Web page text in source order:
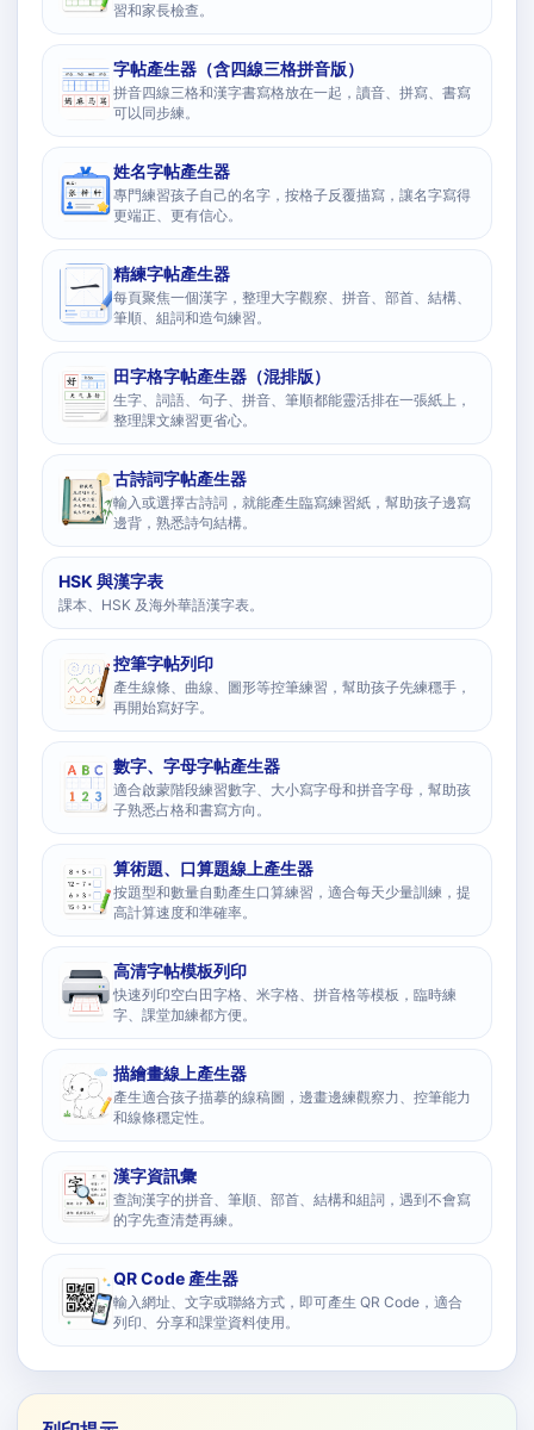
習和家長檢查。
字帖產生器（含四線三格拼音版）
拼音四線三格和漢字書寫格放在一起，讀音、拼寫、書寫
可以同步練。
姓名字帖產生器
專門練習孩子自己的名字，按格子反覆描寫，讓名字寫得
更端正、更有信心。
精練字帖產生器
每頁聚焦一個漢字，整理大字觀察、拼音、部首、結構、
筆順、組詞和造句練習。
田字格字帖產生器（混排版）
生字、詞語、句子、拼音、筆順都能靈活排在一張紙上，
整理課文練習更省心。
古詩詞字帖產生器
輸入或選擇古詩詞，就能產生臨寫練習紙，幫助孩子邊寫
邊背，熟悉詩句結構。
HSK 與漢字表
課本、HSK 及海外華語漢字表。
控筆字帖列印
產生線條、曲線、圖形等控筆練習，幫助孩子先練穩手，
再開始寫好字。
數字、字母字帖產生器
適合啟蒙階段練習數字、大小寫字母和拼音字母，幫助孩
子熟悉占格和書寫方向。
算術題、口算題線上產生器
按題型和數量自動產生口算練習，適合每天少量訓練，提
高計算速度和準確率。
高清字帖模板列印
快速列印空白田字格、米字格、拼音格等模板，臨時練
字、課堂加練都方便。
描繪畫線上產生器
產生適合孩子描摹的線稿圖，邊畫邊練觀察力、控筆能力
和線條穩定性。
漢字資訊彙
查詢漢字的拼音、筆順、部首、結構和組詞，遇到不會寫
的字先查清楚再練。
QR Code 產生器
輸入網址、文字或聯絡方式，即可產生 QR Code，適合
列印、分享和課堂資料使用。